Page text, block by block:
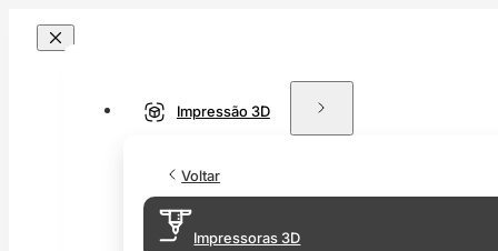
Impressão 3D
Voltar
Impressoras 3D